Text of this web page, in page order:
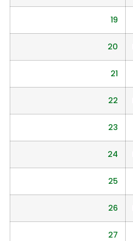
19
20
21
22
23
24
25
26
27